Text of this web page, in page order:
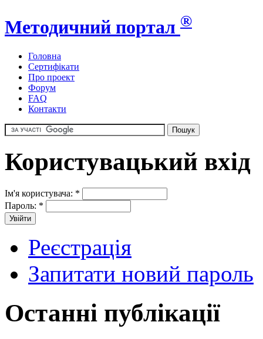
Методичний портал ®
Головна
Сертифікати
Про проект
Форум
FAQ
Контакти
Користувацький вхід
Ім'я користувача: *
Пароль: *
Реєстрація
Запитати новий пароль
Останні публікації